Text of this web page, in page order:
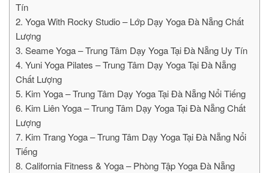
Tín
2. Yoga With Rocky Studio – Lớp Dạy Yoga Đà Nẵng Chất
Lượng
3. Seame Yoga – Trung Tâm Dạy Yoga Tại Đà Nẵng Uy Tín
4. Yuni Yoga Pilates – Trung Tâm Dạy Yoga Tại Đà Nẵng
Chất Lượng
5. Kim Yoga – Trung Tâm Dạy Yoga Tại Đà Nẵng Nổi Tiếng
6. Kim Liên Yoga – Trung Tâm Dạy Yoga Tại Đà Nẵng Chất
Lượng
7. Kim Trang Yoga – Trung Tâm Dạy Yoga Tại Đà Nẵng Nổi
Tiếng
8. California Fitness & Yoga – Phòng Tập Yoga Đà Nẵng